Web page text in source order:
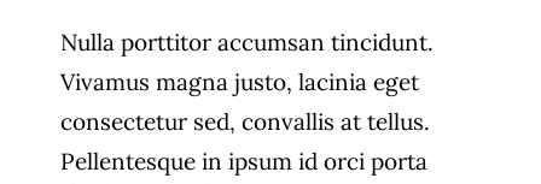
Nulla porttitor accumsan tincidunt.
Vivamus magna justo, lacinia eget
consectetur sed, convallis at tellus.
Pellentesque in ipsum id orci porta